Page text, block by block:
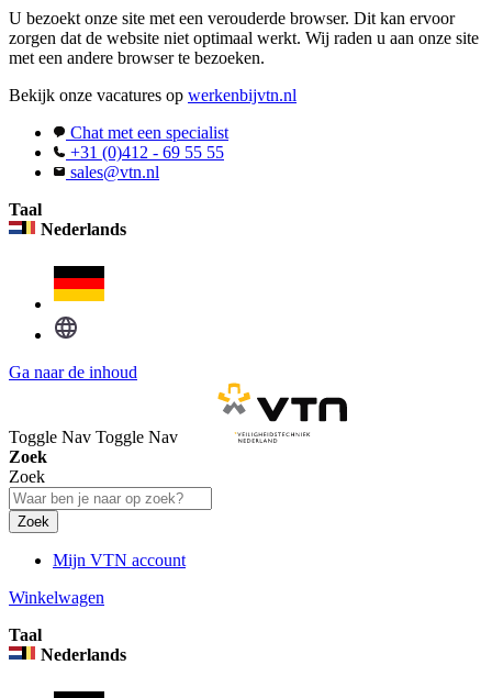
U bezoekt onze site met een verouderde browser. Dit kan ervoor
zorgen dat de website niet optimaal werkt. Wij raden u aan onze site
met een andere browser te bezoeken.
Bekijk onze vacatures op werkenbijvtn.nl
Chat met een specialist
+31 (0)412 - 69 55 55
sales@vtn.nl
Taal
Nederlands
Ga naar de inhoud
Toggle Nav Toggle Nav
Zoek
Zoek
Zoek
Mijn VTN account
Winkelwagen
Taal
Nederlands